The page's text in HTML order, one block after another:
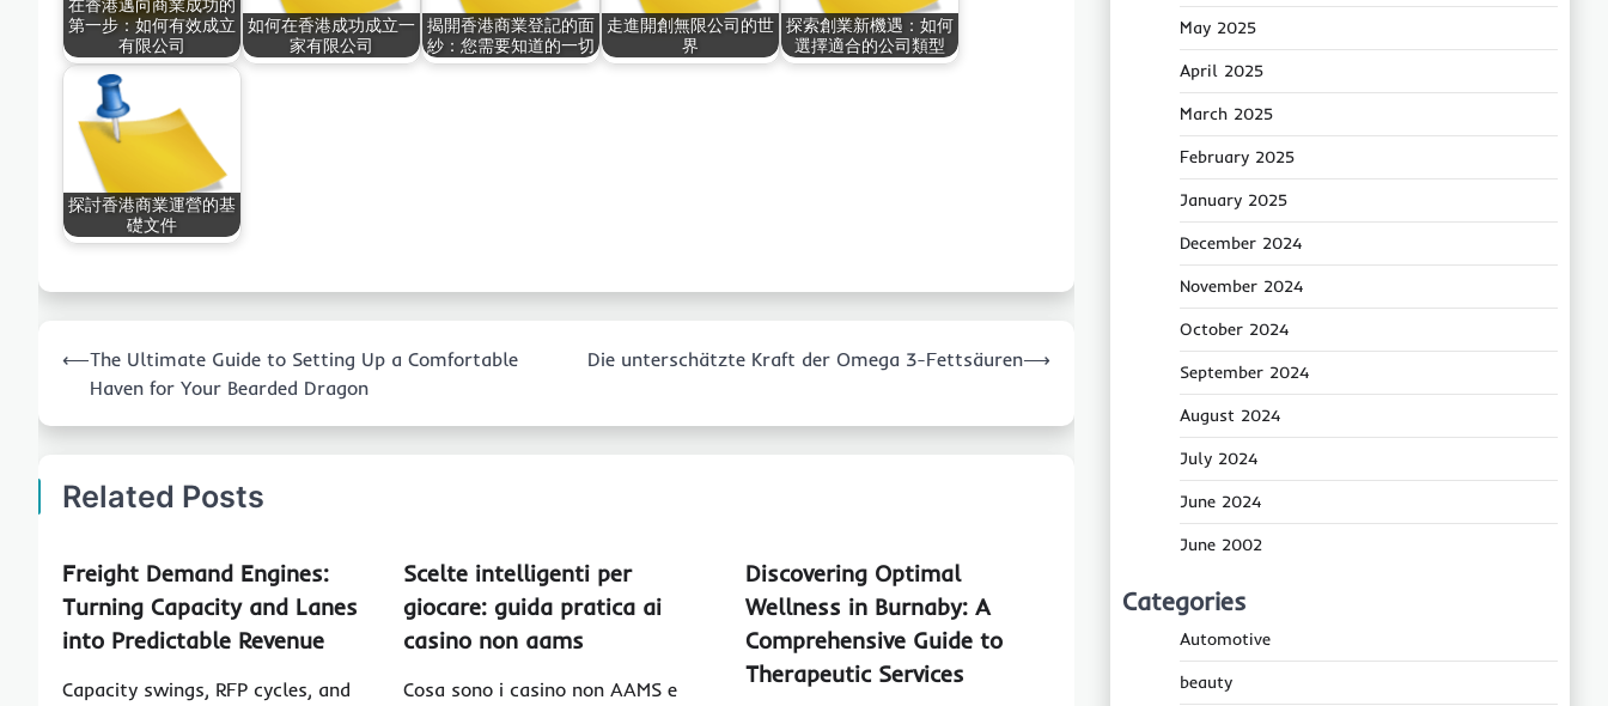
在香港邁向商業成功的
第一步：如何有效成立
有限公司
如何在香港成功成立一
家有限公司
揭開香港商業登記的面
紗：您需要知道的一切
走進開創無限公司的世
界
探索創業新機遇：如何
選擇適合的公司類型
探討香港商業運營的基
礎文件
navigation
⟵The Ultimate Guide to Setting Up a Comfortable
Haven for Your Bearded Dragon
Die unterschätzte Kraft der Omega 3-Fettsäuren⟶
Related Posts
Freight Demand Engines:
Turning Capacity and Lanes
into Predictable Revenue
Capacity swings, RFP cycles, and
Scelte intelligenti per
giocare: guida pratica ai
casino non aams
Cosa sono i casino non AAMS e
Discovering Optimal
Wellness in Burnaby: A
Comprehensive Guide to
Therapeutic Services
May 2025
April 2025
March 2025
February 2025
January 2025
December 2024
November 2024
October 2024
September 2024
August 2024
July 2024
June 2024
June 2002
Categories
Automotive
beauty